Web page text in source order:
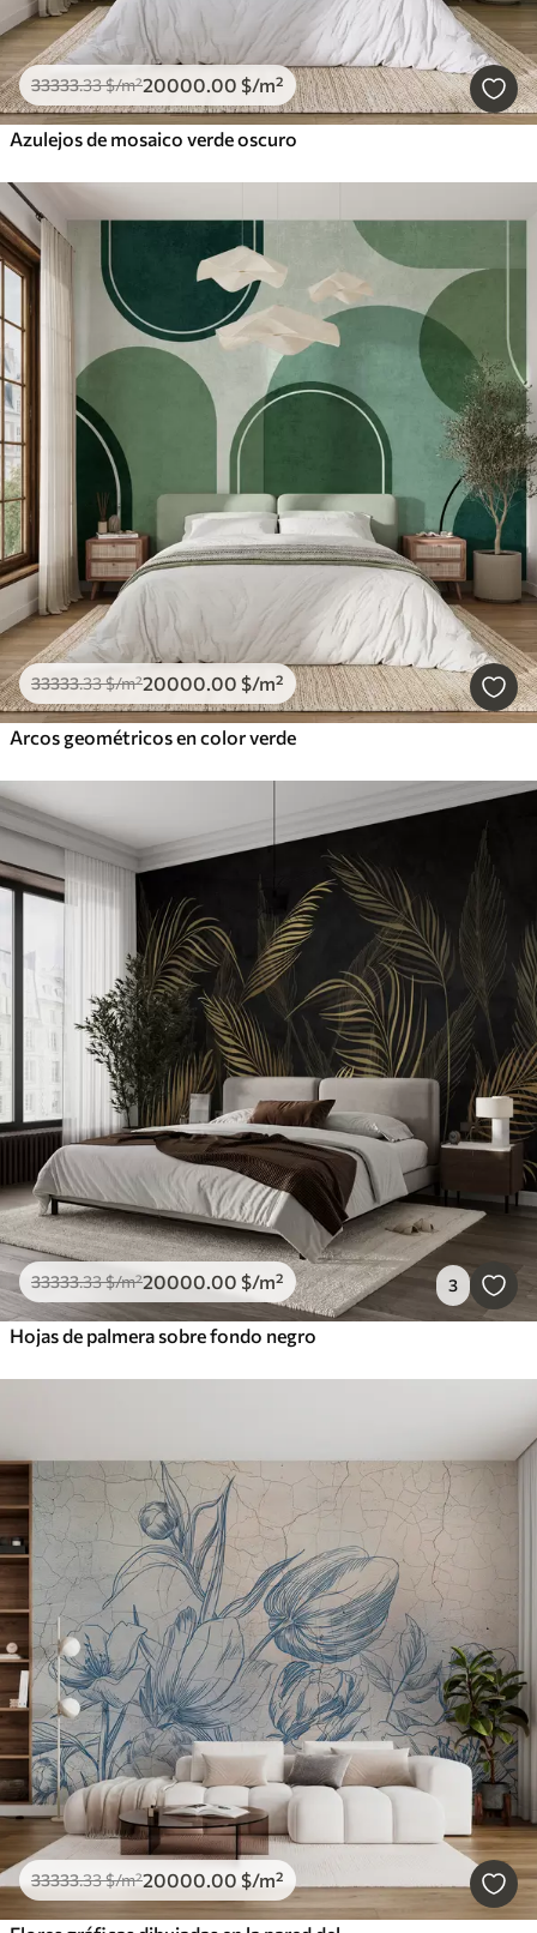
33333.33$/m²20000 .00 $/m²
Azulejos de mosaico verde oscuro
33333.33$/m²20000 .00 $/m²
Arcos geométricos en color verde
33333.33$/m²20000 .00 $/m² 3
Hojas de palmera sobre fondo negro
33333.33$/m²20000 .00 $/m²